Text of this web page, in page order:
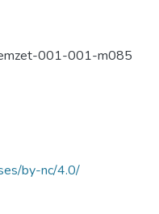
001-001-m085
by-nc/4.0/